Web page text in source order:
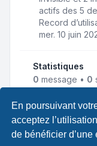
En poursuivant
acceptez
de bénéficier
actifs des 5
Record
mer. 10 juin
Statistiques
0 message • 0